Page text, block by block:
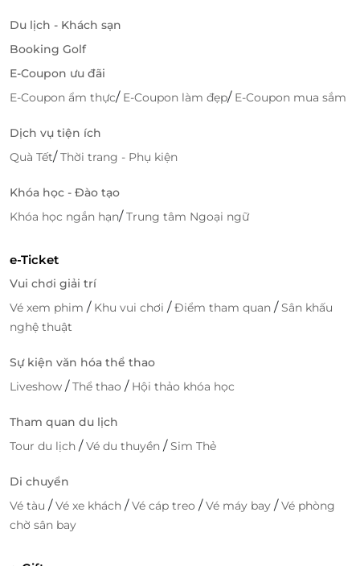
Du lịch - Khách sạn
Booking Golf
E-Coupon ưu đãi
E-Coupon ẩm thực/ E-Coupon làm đẹp/ E-Coupon mua sắm
Dịch vụ tiện ích
Quà Tết/Thời trang - Phụ kiện
Khóa học - Đào tạo
Khóa học ngắn hạn/Trung tâm Ngoại ngữ
e-Ticket
Vui chơi giải trí
Vé xem phim / Khu vui chơi /Điểm tham quan /Sân khấu
nghệ thuật
Sự kiện văn hóa thể thao
Liveshow /Thể thao / Hội thảo khóa học
Tham quan du lịch
Tour du lịch /Vé du thuyền /Sim Thẻ
Di chuyển
Vé tàu /Vé xe khách /Vé cáp treo /Vé máy bay /Vé phòng
chờ sân bay